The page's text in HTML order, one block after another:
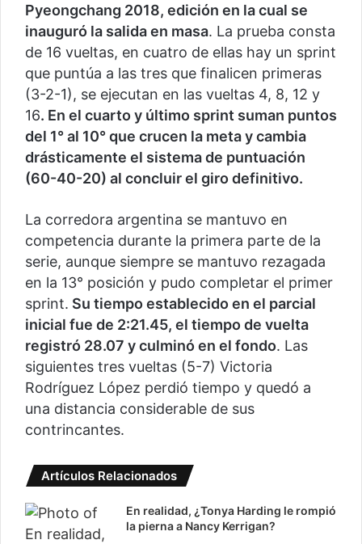
Pyeongchang 2018, edición en la cual se
inauguró la salida en masa. La prueba consta
de 16 vueltas, en cuatro de ellas hay un sprint
que puntúa a las tres que finalicen primeras
(3-2-1), se ejecutan en las vueltas 4, 8, 12 y
16. En el cuarto y último sprint suman puntos
del 1° al 10° que crucen la meta y cambia
drásticamente el sistema de puntuación
(60-40-20) al concluir el giro definitivo.
La corredora argentina se mantuvo en
competencia durante la primera parte de la
serie, aunque siempre se mantuvo rezagada
en la 13° posición y pudo completar el primer
sprint. Su tiempo establecido en el parcial
inicial fue de 2:21.45, el tiempo de vuelta
registró 28.07 y culminó en el fondo. Las
siguientes tres vueltas (5-7) Victoria
Rodríguez López perdió tiempo y quedó a
una distancia considerable de sus
contrincantes.
Artículos Relacionados
En realidad, ¿Tonya Harding le rompió
la pierna a Nancy Kerrigan?